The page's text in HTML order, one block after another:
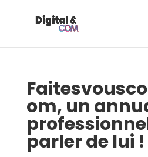
om, un
parler de lui !